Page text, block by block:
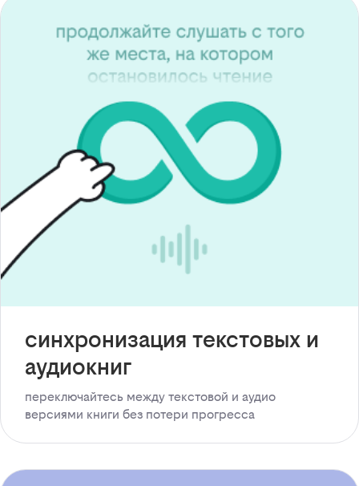
синхронизация текстовых и
аудиокниг
переключайтесь между текстовой и аудио
версиями книги без потери прогресса